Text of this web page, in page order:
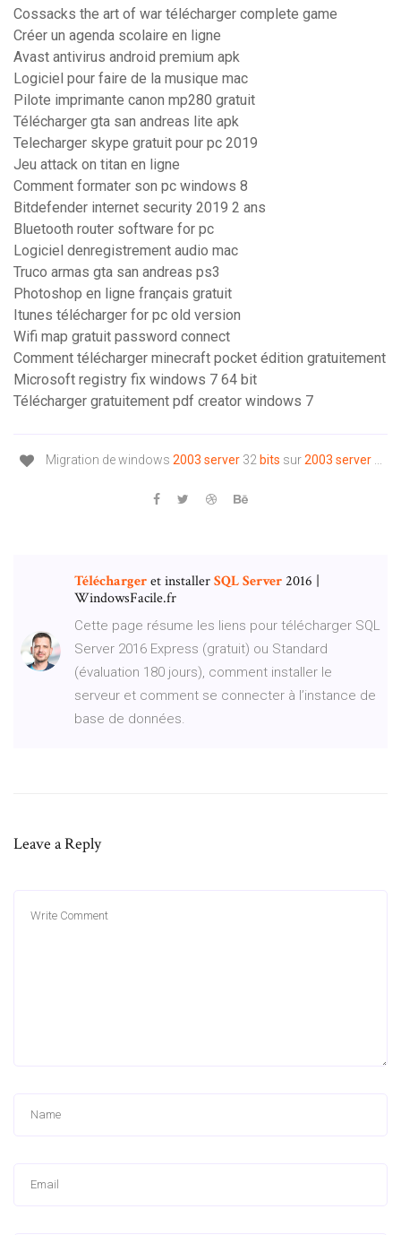
Cossacks the art of war télécharger complete game
Créer un agenda scolaire en ligne
Avast antivirus android premium apk
Logiciel pour faire de la musique mac
Pilote imprimante canon mp280 gratuit
Télécharger gta san andreas lite apk
Telecharger skype gratuit pour pc 2019
Jeu attack on titan en ligne
Comment formater son pc windows 8
Bitdefender internet security 2019 2 ans
Bluetooth router software for pc
Logiciel denregistrement audio mac
Truco armas gta san andreas ps3
Photoshop en ligne français gratuit
Itunes télécharger for pc old version
Wifi map gratuit password connect
Comment télécharger minecraft pocket édition gratuitement
Microsoft registry fix windows 7 64 bit
Télécharger gratuitement pdf creator windows 7
Migration de windows 2003 server32 bits sur2003 server...
Téléchargeret installerSQLServer2016 |
WindowsFacile.fr
Cette page résume les liens pour télécharger SQL
Server 2016 Express (gratuit) ou Standard
(évaluation 180 jours), comment installer le
serveur et comment se connecter à l’instance de
base de données.
Leave a Reply